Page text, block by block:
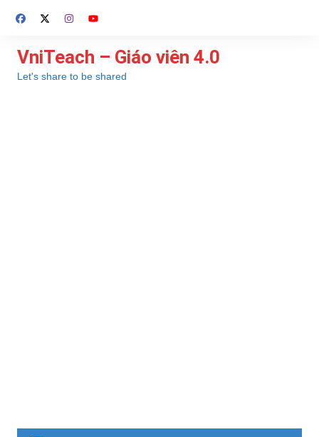
đến
dung
VniTeach – Giáo viên 4.0
Let's share to be shared